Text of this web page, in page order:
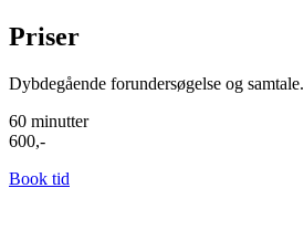
Priser
Dybdegående forundersøgelse og samtale.
60 minutter
600,-
Book tid